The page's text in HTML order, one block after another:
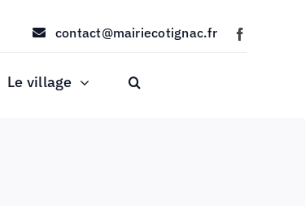
contact@mairiecotignac.fr
Le village